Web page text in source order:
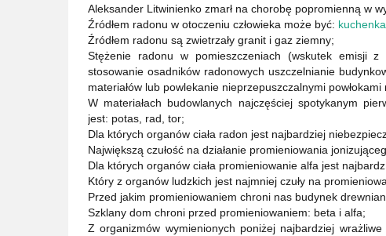
Aleksander Litwinienko zmarł na chorobę popromienną w
Źródłem radonu w otoczeniu człowieka może być: kuchenka
Źródłem radonu są zwietrzały granit i gaz ziemny;
Stężenie radonu w pomieszczeniach (wskutek emisji z
stosowanie osadników radonowych uszczelnianie
materiałów lub powlekanie nieprzepuszczalnymi powłokami
W materiałach budowlanych najczęściej spotykanym
jest: potas, rad, tor;
Dla których organów ciała radon jest najbardziej
Największą czułość na działanie promieniowania
Dla których organów ciała promieniowanie alfa jest
Który z organów ludzkich jest najmniej czuły na
Przed jakim promieniowaniem chroni nas budynek
Szklany dom chroni przed promieniowaniem: beta i alfa;
Z organizmów wymienionych poniżej najbardziej